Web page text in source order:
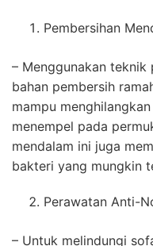
Pembersihan
– Menggunakan teknik
bahan pembersih
mampu
menempel pada
mendalam ini juga
bakteri yang mungkin
Perawatan Anti-
– Untuk melindungi